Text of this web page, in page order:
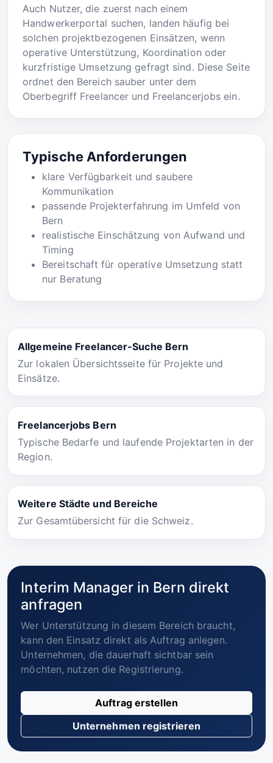
Auch Nutzer, die zuerst nach einem
Handwerkerportal suchen, landen häufig bei
solchen projektbezogenen Einsätzen, wenn
operative Unterstützung, Koordination oder
kurzfristige Umsetzung gefragt sind. Diese Seite
ordnet den Bereich sauber unter dem
Oberbegriff Freelancer und Freelancerjobs ein.
Typische Anforderungen
klare Verfügbarkeit und saubere
Kommunikation
passende Projekterfahrung im Umfeld von
Bern
realistische Einschätzung von Aufwand und
Timing
Bereitschaft für operative Umsetzung statt
nur Beratung
Allgemeine Freelancer-Suche Bern
Zur lokalen Übersichtsseite für Projekte und
Einsätze.
Freelancerjobs Bern
Typische Bedarfe und laufende Projektarten in der
Region.
Weitere Städte und Bereiche
Zur Gesamtübersicht für die Schweiz.
Interim Manager in Bern direkt
anfragen
Wer Unterstützung in diesem Bereich braucht,
kann den Einsatz direkt als Auftrag anlegen.
Unternehmen, die dauerhaft sichtbar sein
möchten, nutzen die Registrierung.
Auftrag erstellen
Unternehmen registrieren